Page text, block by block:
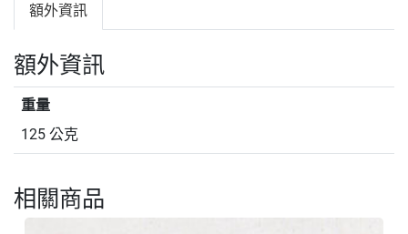
額外資訊
額外資訊
重量
125 公克
相關商品